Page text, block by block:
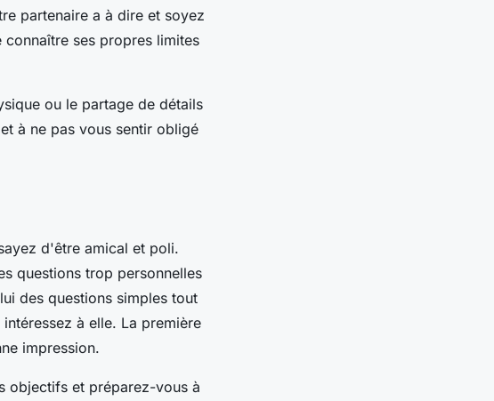
partenaire a à dire et soyez
ses propres limites
ou le partage de détails
à ne pas vous sentir obligé
d'être amical et poli.
questions trop personnelles
des questions simples tout
à elle. La première
impression.
objectifs et préparez-vous à